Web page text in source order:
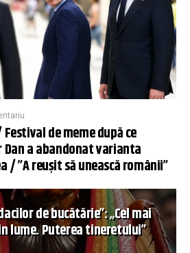
Festival de meme după ce
Dan a abandonat varianta
/ ”A reușit să unească românii”
de bucătărie”: „Cel mai
lume. Puterea tineretului”